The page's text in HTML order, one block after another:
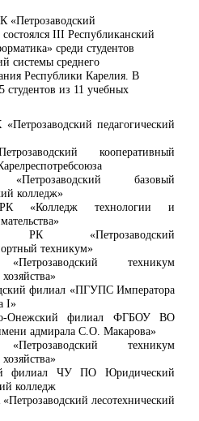
«Петрозаводский
III Республиканский
среди студентов
системы среднего
Республики Карелия. В
студентов из 11 учебных
педагогический
кооперативный
базовый
колледж»
«Колледж технологии и
«Петрозаводский
техникум»
техникум
филиал «ПГУПС Императора
I»
Онежский филиал ФГБОУ ВО
адмирала С.О. Макарова»
техникум
филиал ЧУ ПО Юридический
колледж
лесотехнический